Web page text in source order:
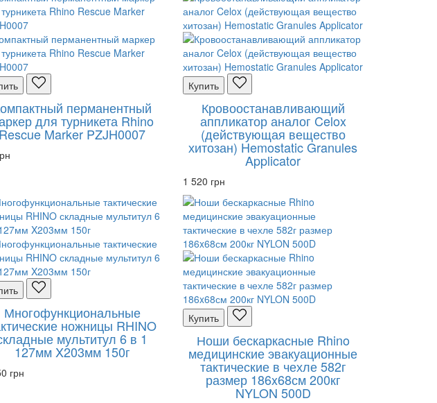
перманентный
для турникета Rhino
Rescue Marker PZJH0007
Купить
Кровоостанавливающий
аппликатор аналог Celox
(действующая вещество
хитозан) Hemostatic Granules
Applicator
1 520 грн
Многофункциональные
ножницы RHINO
мультитул 6 в 1
127мм X203мм 150г
грн
Купить
Ноши бескаркасные Rhino
медицинские эвакуационные
тактические в чехле 582г
размер 186x68см 200кг
NYLON 500D